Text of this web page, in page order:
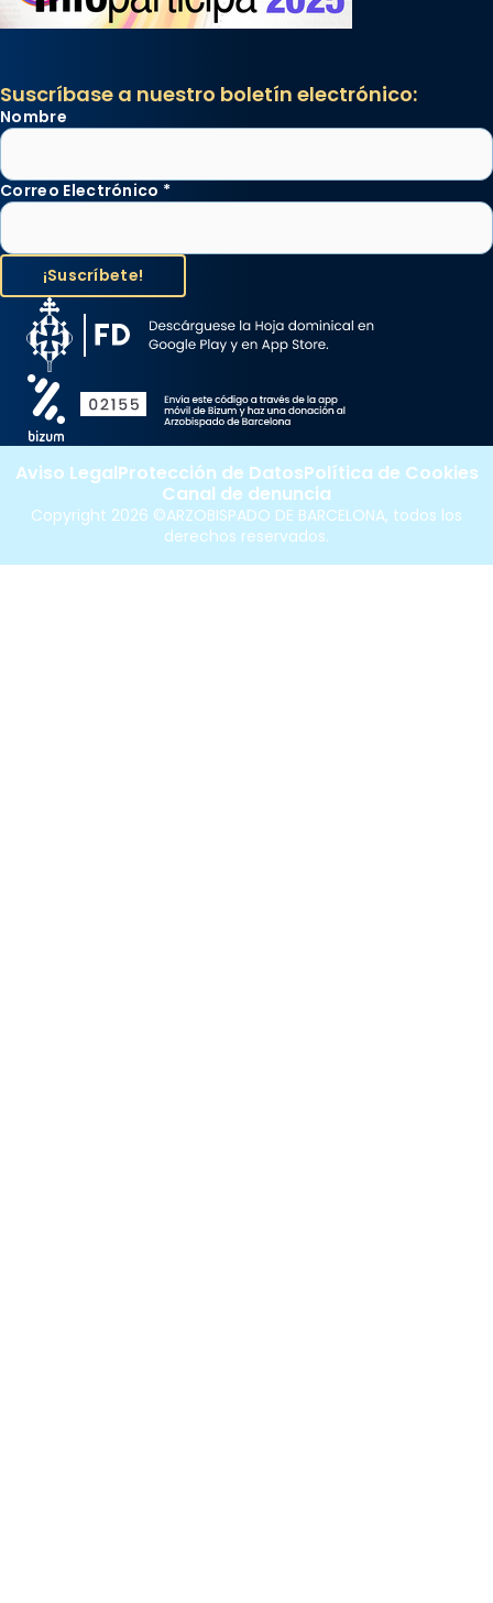
Suscríbase a nuestro boletín electrónico:
Nombre
Correo Electrónico *
Copyright 2026 ©ARZOBISPADO DE BARCELONA, todos los
derechos reservados.
Aviso LegalProtección de DatosPolítica de Cookies
Canal de denuncia